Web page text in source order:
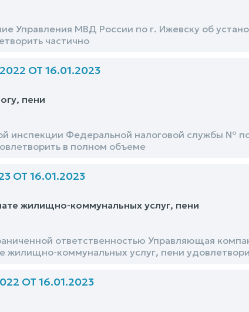
Управления МВД России по г. Ижевску об
частично
ОТ 16.01.2023
пени
инспекции Федеральной налоговой службы №
в полном объеме
ОТ 16.01.2023
жилищно-коммунальных услуг, пени
ответственностью Управляющая
жилищно-коммунальных услуг, пени
ОТ 16.01.2023